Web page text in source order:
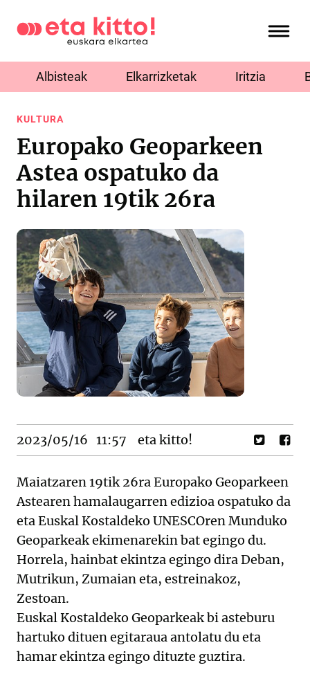
Albisteak Elkarrizketak Iritzia
KULTURA
Europako Geoparkeen
Astea ospatuko da
hilaren 19tik 26ra
2023/05/16 11:57 eta kitto!
Maiatzaren 19tik 26ra Europako Geoparkeen
Astearen hamalaugarren edizioa ospatuko da
eta Euskal Kostaldeko UNESCOren Munduko
Geoparkeak ekimenarekin bat egingo du.
Horrela, hainbat ekintza egingo dira Deban,
Mutrikun, Zumaian eta, estreinakoz,
Zestoan.
Euskal Kostaldeko Geoparkeak bi asteburu
hartuko dituen egitaraua antolatu du eta
hamar ekintza egingo dituzte guztira.